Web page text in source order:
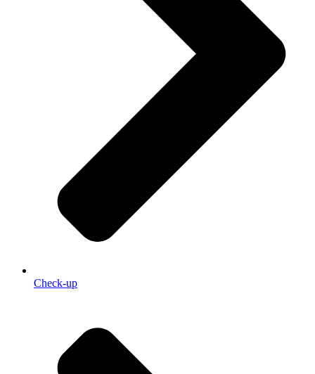
Check-up